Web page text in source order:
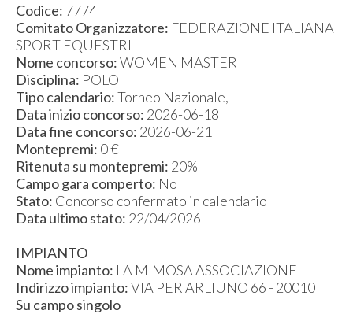
Codice: 7774
Comitato Organizzatore: FEDERAZIONE ITALIANA
SPORT EQUESTRI
Nome concorso:WOMEN MASTER
Disciplina: POLO
Tipo calendario:Torneo Nazionale,
Data inizio concorso: 2026-06-18
Data fine concorso: 2026-06-21
Montepremi: 0 €
Ritenuta su montepremi: 20%
Campo gara comperto: No
Stato: Concorso confermato in calendario
Data ultimo stato: 22/04/2026
IMPIANTO
Nome impianto: LA MIMOSA ASSOCIAZIONE
Indirizzo impianto:VIA PER ARLIUNO 66 - 20010
Su campo singolo